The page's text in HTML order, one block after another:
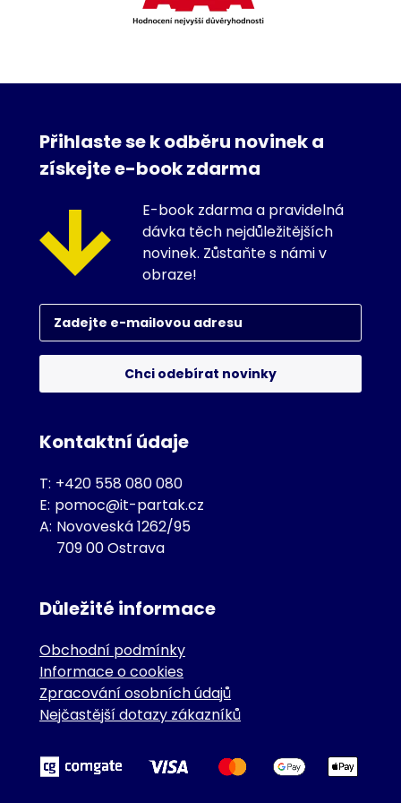
Přihlaste se k odběru novinek a
získejte e-book zdarma
E-book zdarma a pravidelná
dávka těch nejdůležitějších
novinek. Zůstaňte s námi v
obraze!
Chci odebírat novinky
Kontaktní údaje
T: +420 558 080 080
E: pomoc@it-partak.cz
A: Novoveská 1262/95
709 00 Ostrava
Důležité informace
Obchodní podmínky
Informace o cookies
Zpracování osobních údajů
Nejčastější dotazy zákazníků